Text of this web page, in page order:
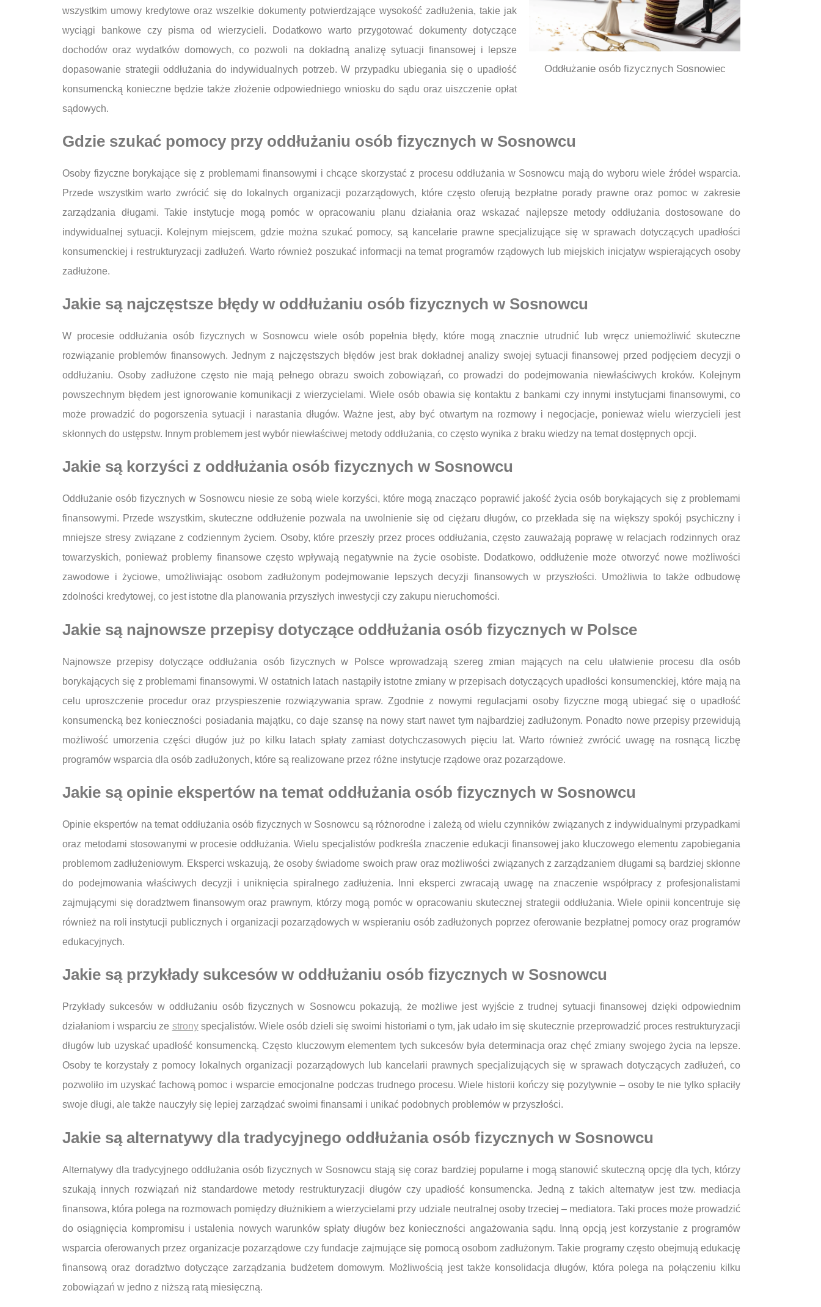
Oddłużanie osób fizycznych Sosnowiec
wszystkim umowy kredytowe oraz wszelkie dokumenty potwierdzające wysokość zadłużenia, takie jak
wyciągi bankowe czy pisma od wierzycieli. Dodatkowo warto przygotować dokumenty dotyczące
dochodów oraz wydatków domowych, co pozwoli na dokładną analizę sytuacji finansowej i lepsze
dopasowanie strategii oddłużania do indywidualnych potrzeb. W przypadku ubiegania się o upadłość
konsumencką konieczne będzie także złożenie odpowiedniego wniosku do sądu oraz uiszczenie opłat
sądowych.
Gdzie szukać pomocy przy oddłużaniu osób fizycznych w Sosnowcu
Osoby fizyczne borykające się z problemami finansowymi i chcące skorzystać z procesu oddłużania w Sosnowcu mają do wyboru wiele źródeł wsparcia.
Przede wszystkim warto zwrócić się do lokalnych organizacji pozarządowych, które często oferują bezpłatne porady prawne oraz pomoc w zakresie
zarządzania długami. Takie instytucje mogą pomóc w opracowaniu planu działania oraz wskazać najlepsze metody oddłużania dostosowane do
indywidualnej sytuacji. Kolejnym miejscem, gdzie można szukać pomocy, są kancelarie prawne specjalizujące się w sprawach dotyczących upadłości
konsumenckiej i restrukturyzacji zadłużeń. Warto również poszukać informacji na temat programów rządowych lub miejskich inicjatyw wspierających osoby
zadłużone.
Jakie są najczęstsze błędy w oddłużaniu osób fizycznych w Sosnowcu
W procesie oddłużania osób fizycznych w Sosnowcu wiele osób popełnia błędy, które mogą znacznie utrudnić lub wręcz uniemożliwić skuteczne
rozwiązanie problemów finansowych. Jednym z najczęstszych błędów jest brak dokładnej analizy swojej sytuacji finansowej przed podjęciem decyzji o
oddłużaniu. Osoby zadłużone często nie mają pełnego obrazu swoich zobowiązań, co prowadzi do podejmowania niewłaściwych kroków. Kolejnym
powszechnym błędem jest ignorowanie komunikacji z wierzycielami. Wiele osób obawia się kontaktu z bankami czy innymi instytucjami finansowymi, co
może prowadzić do pogorszenia sytuacji i narastania długów. Ważne jest, aby być otwartym na rozmowy i negocjacje, ponieważ wielu wierzycieli jest
skłonnych do ustępstw. Innym problemem jest wybór niewłaściwej metody oddłużania, co często wynika z braku wiedzy na temat dostępnych opcji.
Jakie są korzyści z oddłużania osób fizycznych w Sosnowcu
Oddłużanie osób fizycznych w Sosnowcu niesie ze sobą wiele korzyści, które mogą znacząco poprawić jakość życia osób borykających się z problemami
finansowymi. Przede wszystkim, skuteczne oddłużenie pozwala na uwolnienie się od ciężaru długów, co przekłada się na większy spokój psychiczny i
mniejsze stresy związane z codziennym życiem. Osoby, które przeszły przez proces oddłużania, często zauważają poprawę w relacjach rodzinnych oraz
towarzyskich, ponieważ problemy finansowe często wpływają negatywnie na życie osobiste. Dodatkowo, oddłużenie może otworzyć nowe możliwości
zawodowe i życiowe, umożliwiając osobom zadłużonym podejmowanie lepszych decyzji finansowych w przyszłości. Umożliwia to także odbudowę
zdolności kredytowej, co jest istotne dla planowania przyszłych inwestycji czy zakupu nieruchomości.
Jakie są najnowsze przepisy dotyczące oddłużania osób fizycznych w Polsce
Najnowsze przepisy dotyczące oddłużania osób fizycznych w Polsce wprowadzają szereg zmian mających na celu ułatwienie procesu dla osób
borykających się z problemami finansowymi. W ostatnich latach nastąpiły istotne zmiany w przepisach dotyczących upadłości konsumenckiej, które mają na
celu uproszczenie procedur oraz przyspieszenie rozwiązywania spraw. Zgodnie z nowymi regulacjami osoby fizyczne mogą ubiegać się o upadłość
konsumencką bez konieczności posiadania majątku, co daje szansę na nowy start nawet tym najbardziej zadłużonym. Ponadto nowe przepisy przewidują
możliwość umorzenia części długów już po kilku latach spłaty zamiast dotychczasowych pięciu lat. Warto również zwrócić uwagę na rosnącą liczbę
programów wsparcia dla osób zadłużonych, które są realizowane przez różne instytucje rządowe oraz pozarządowe.
Jakie są opinie ekspertów na temat oddłużania osób fizycznych w Sosnowcu
Opinie ekspertów na temat oddłużania osób fizycznych w Sosnowcu są różnorodne i zależą od wielu czynników związanych z indywidualnymi przypadkami
oraz metodami stosowanymi w procesie oddłużania. Wielu specjalistów podkreśla znaczenie edukacji finansowej jako kluczowego elementu zapobiegania
problemom zadłużeniowym. Eksperci wskazują, że osoby świadome swoich praw oraz możliwości związanych z zarządzaniem długami są bardziej skłonne
do podejmowania właściwych decyzji i uniknięcia spiralnego zadłużenia. Inni eksperci zwracają uwagę na znaczenie współpracy z profesjonalistami
zajmującymi się doradztwem finansowym oraz prawnym, którzy mogą pomóc w opracowaniu skutecznej strategii oddłużania. Wiele opinii koncentruje się
również na roli instytucji publicznych i organizacji pozarządowych w wspieraniu osób zadłużonych poprzez oferowanie bezpłatnej pomocy oraz programów
edukacyjnych.
Jakie są przykłady sukcesów w oddłużaniu osób fizycznych w Sosnowcu
Przykłady sukcesów w oddłużaniu osób fizycznych w Sosnowcu pokazują, że możliwe jest wyjście z trudnej sytuacji finansowej dzięki odpowiednim
działaniom i wsparciu ze stronyspecjalistów. Wiele osób dzieli się swoimi historiami o tym, jak udało im się skutecznie przeprowadzić proces restrukturyzacji
długów lub uzyskać upadłość konsumencką. Często kluczowym elementem tych sukcesów była determinacja oraz chęć zmiany swojego życia na lepsze.
Osoby te korzystały z pomocy lokalnych organizacji pozarządowych lub kancelarii prawnych specjalizujących się w sprawach dotyczących zadłużeń, co
pozwoliło im uzyskać fachową pomoc i wsparcie emocjonalne podczas trudnego procesu. Wiele historii kończy się pozytywnie – osoby te nie tylko spłaciły
swoje długi, ale także nauczyły się lepiej zarządzać swoimi finansami i unikać podobnych problemów w przyszłości.
Jakie są alternatywy dla tradycyjnego oddłużania osób fizycznych w Sosnowcu
Alternatywy dla tradycyjnego oddłużania osób fizycznych w Sosnowcu stają się coraz bardziej popularne i mogą stanowić skuteczną opcję dla tych, którzy
szukają innych rozwiązań niż standardowe metody restrukturyzacji długów czy upadłość konsumencka. Jedną z takich alternatyw jest tzw. mediacja
finansowa, która polega na rozmowach pomiędzy dłużnikiem a wierzycielami przy udziale neutralnej osoby trzeciej – mediatora. Taki proces może prowadzić
do osiągnięcia kompromisu i ustalenia nowych warunków spłaty długów bez konieczności angażowania sądu. Inną opcją jest korzystanie z programów
wsparcia oferowanych przez organizacje pozarządowe czy fundacje zajmujące się pomocą osobom zadłużonym. Takie programy często obejmują edukację
finansową oraz doradztwo dotyczące zarządzania budżetem domowym. Możliwością jest także konsolidacja długów, która polega na połączeniu kilku
zobowiązań w jedno z niższą ratą miesięczną.